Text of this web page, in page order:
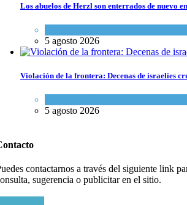
Los abuelos de Herzl son enterrados de nuevo
5 agosto 2026
Violación de la frontera: Decenas de israelíes
5 agosto 2026
contactarnos a través del siguiente link
sugerencia o publicitar en el sitio.